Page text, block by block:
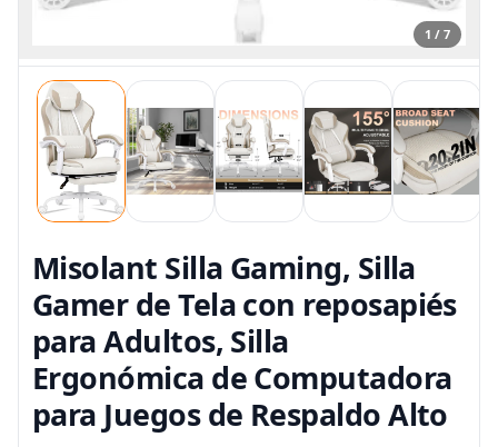
1 / 7
Misolant Silla Gaming, Silla
Gamer de Tela con reposapiés
para Adultos, Silla
Ergonómica de Computadora
para Juegos de Respaldo Alto